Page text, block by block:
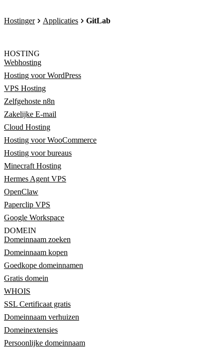
Hostinger Applicaties GitLab
HOSTING
Webhosting
Hosting voor WordPress
VPS Hosting
Zelfgehoste n8n
Zakelijke E-mail
Cloud Hosting
Hosting voor WooCommerce
Hosting voor bureaus
Minecraft Hosting
Hermes Agent VPS
OpenClaw
Paperclip VPS
Google Workspace
DOMEIN
Domeinnaam zoeken
Domeinnaam kopen
Goedkope domeinnamen
Gratis domein
WHOIS
SSL Certificaat gratis
Domeinnaam verhuizen
Domeinextensies
Persoonlijke domeinnaam